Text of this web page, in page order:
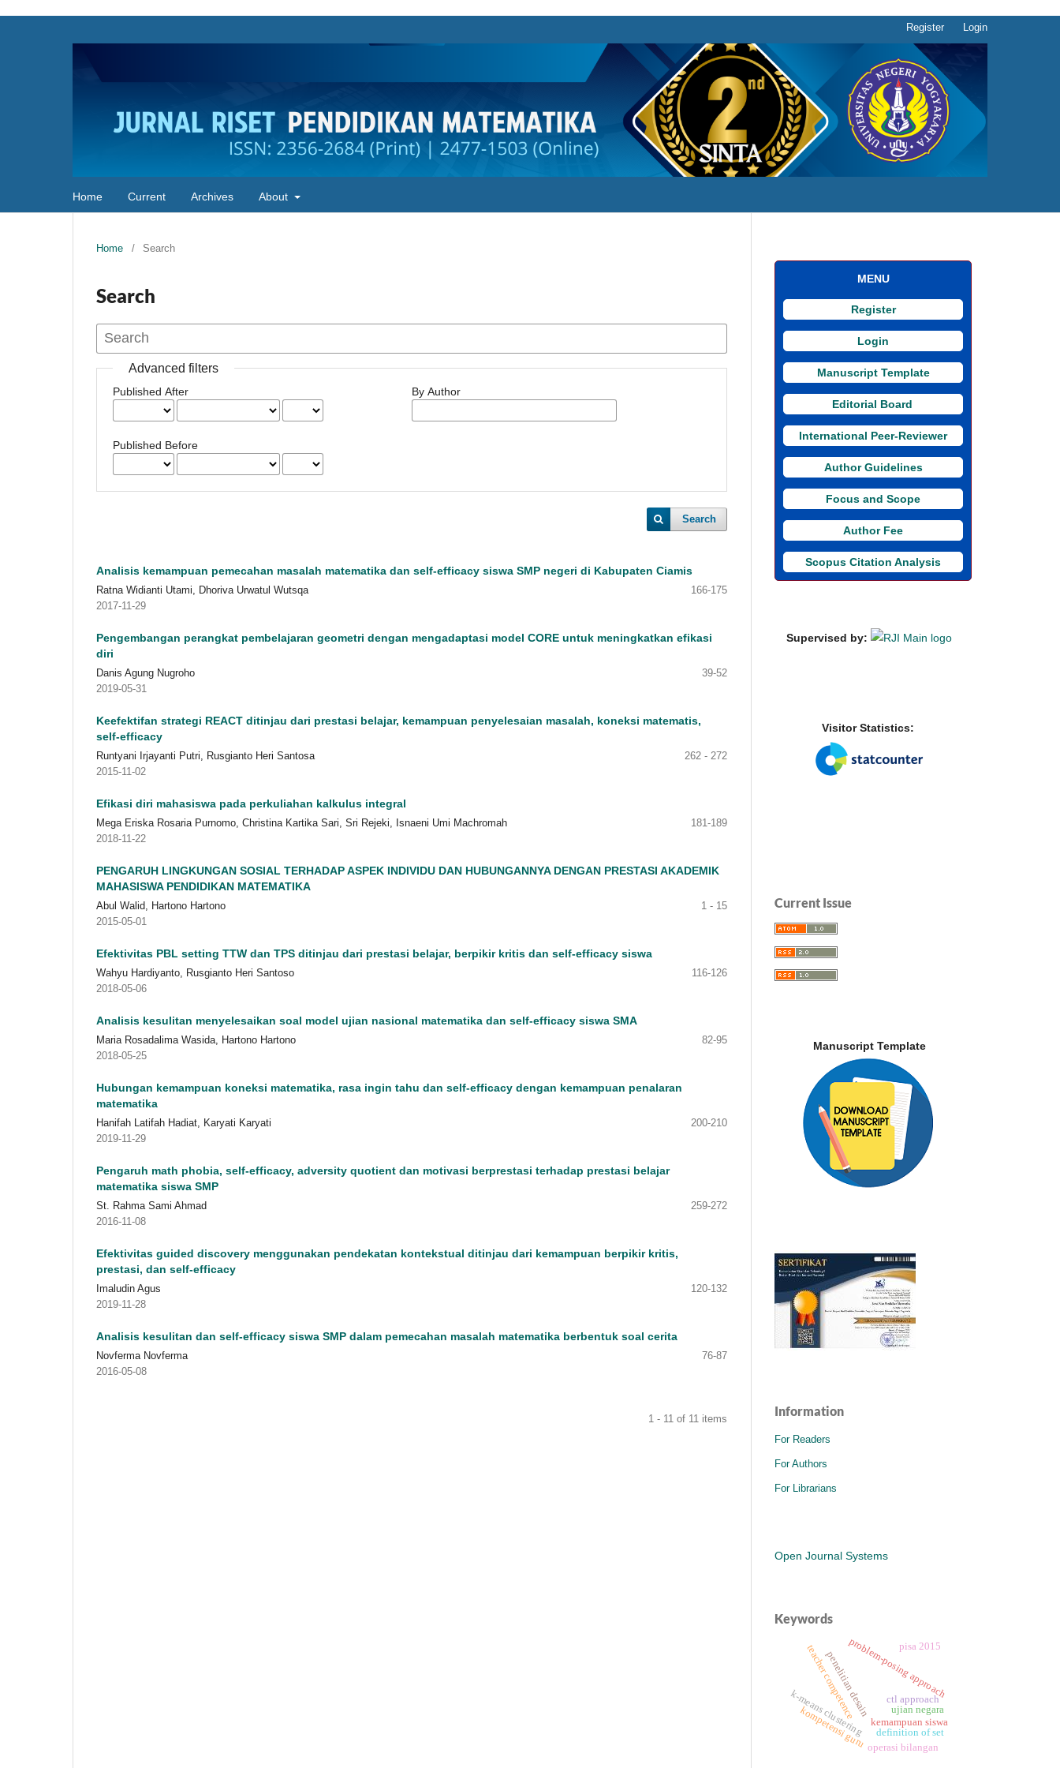
Home Current Archives About
Register Login
Home / Search
Search
Advanced filters
Published After
Published Before
By Author
Search
Analisis kemampuan pemecahan masalah matematika dan self-efficacy siswa SMP negeri di Kabupaten Ciamis
Ratna Widianti Utami, Dhoriva Urwatul Wutsqa
166-175
2017-11-29
Pengembangan perangkat pembelajaran geometri dengan mengadaptasi model CORE untuk meningkatkan efikasi
diri
Danis Agung Nugroho
39-52
2019-05-31
Keefektifan strategi REACT ditinjau dari prestasi belajar, kemampuan penyelesaian masalah, koneksi matematis,
self-efficacy
Runtyani Irjayanti Putri, Rusgianto Heri Santosa
262 - 272
2015-11-02
Efikasi diri mahasiswa pada perkuliahan kalkulus integral
Mega Eriska Rosaria Purnomo, Christina Kartika Sari, Sri Rejeki, Isnaeni Umi Machromah
181-189
2018-11-22
PENGARUH LINGKUNGAN SOSIAL TERHADAP ASPEK INDIVIDU DAN HUBUNGANNYA DENGAN PRESTASI AKADEMIK
MAHASISWA PENDIDIKAN MATEMATIKA
Abul Walid, Hartono Hartono
1 - 15
2015-05-01
Efektivitas PBL setting TTW dan TPS ditinjau dari prestasi belajar, berpikir kritis dan self-efficacy siswa
Wahyu Hardiyanto, Rusgianto Heri Santoso
116-126
2018-05-06
Analisis kesulitan menyelesaikan soal model ujian nasional matematika dan self-efficacy siswa SMA
Maria Rosadalima Wasida, Hartono Hartono
82-95
2018-05-25
Hubungan kemampuan koneksi matematika, rasa ingin tahu dan self-efficacy dengan kemampuan penalaran
matematika
Hanifah Latifah Hadiat, Karyati Karyati
200-210
2019-11-29
Pengaruh math phobia, self-efficacy, adversity quotient dan motivasi berprestasi terhadap prestasi belajar
matematika siswa SMP
St. Rahma Sami Ahmad
259-272
2016-11-08
Efektivitas guided discovery menggunakan pendekatan kontekstual ditinjau dari kemampuan berpikir kritis,
prestasi, dan self-efficacy
Imaludin Agus
120-132
2019-11-28
Analisis kesulitan dan self-efficacy siswa SMP dalam pemecahan masalah matematika berbentuk soal cerita
Novferma Novferma
76-87
2016-05-08
1 - 11 of 11 items
MENU
Register
Login
Manuscript Template
Editorial Board
International Peer-Reviewer
Author Guidelines
Focus and Scope
Author Fee
Scopus Citation Analysis
Supervised by:
Visitor Statistics:
Current Issue
Manuscript Template
Information
For Readers
For Authors
For Librarians
Open Journal Systems
Keywords
k-means clustering
penelitian desain ctl approach
problem-posing approach
kemampuan siswa
definition of set
kompetensi guru
teacher competence ujian negara
operasi bilangan
pisa 2015